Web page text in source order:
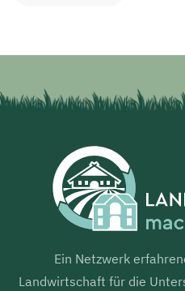
Ein Netzwerk
Landwirtschaft für die